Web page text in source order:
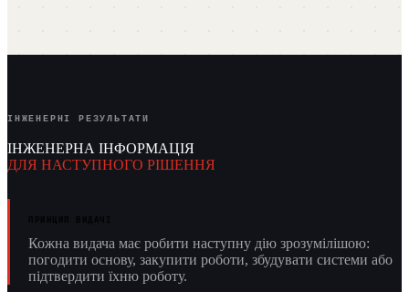
ІНЖЕНЕРНІ РЕЗУЛЬТАТИ
ІНЖЕНЕРНА ІНФОРМАЦІЯ
ДЛЯ НАСТУПНОГО РІШЕННЯ
ПРИНЦИП ВИДАЧІ
Кожна видача має робити наступну дію зрозумілішою:
погодити основу, закупити роботи, збудувати системи або
підтвердити їхню роботу.